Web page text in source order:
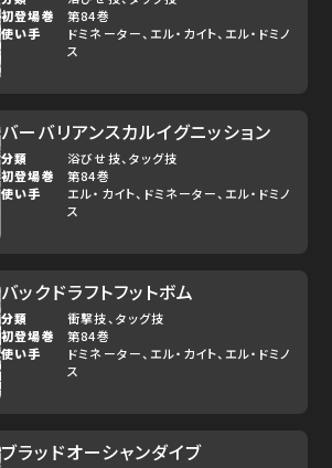
初登場巻
第84巻
使い手
ドミネーター エル・カイト エル・ドミノ
ス
バーバリアンスカルイグニッション
分類 浴びせ技 タッグ技
初登場巻
第84巻
使い手
エル・カイト ドミネーター エル・ドミノ
ス
バックドラフトフットボム
分類 衝撃技 タッグ技
初登場巻
第84巻
使い手
ドミネーター エル・カイト エル・ドミノ
ス
ブラッドオーシャンダイブ